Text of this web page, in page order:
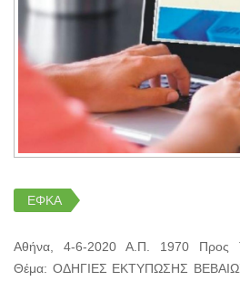
ΕΦΚΑ
Αθήνα, 4-6-2020 Α.Π. 1970
Θέμα: ΟΔΗΓΙΕΣ ΕΚΤΥΠΩΣΗΣ